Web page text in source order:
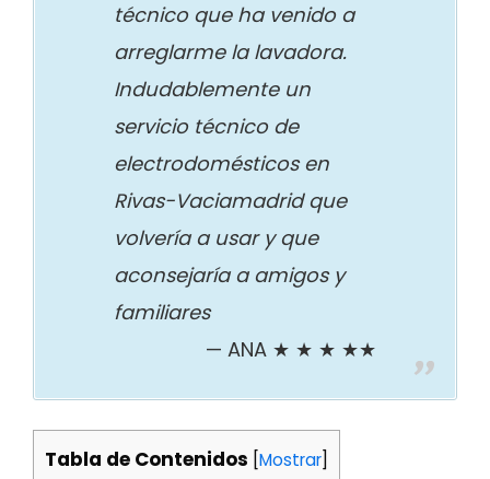
técnico que ha venido a
arreglarme la lavadora.
Indudablemente un
servicio técnico de
electrodomésticos en
Rivas-Vaciamadrid que
volvería a usar y que
aconsejaría a amigos y
familiares
ANA ★ ★ ★ ★★
Tabla de Contenidos Mostrar